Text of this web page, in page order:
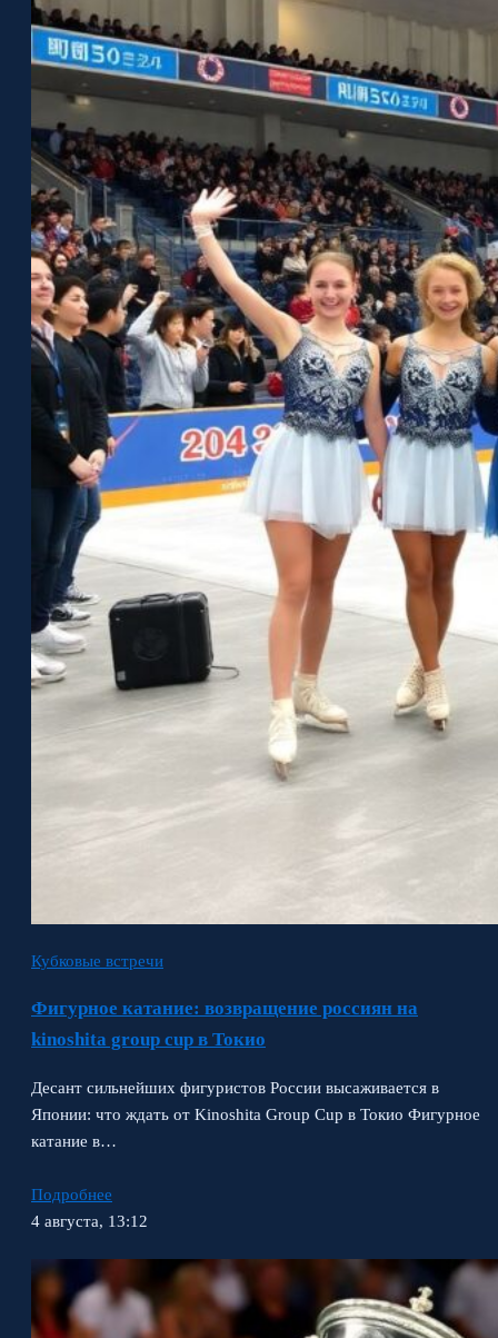
Кубковые встречи
Фигурное катание: возвращение россиян на
kinoshita group cup в Токио
Десант сильнейших фигуристов России высаживается в
Японии: что ждать от Kinoshita Group Cup в Токио Фигурное
катание в…
Подробнее
4 августа, 13:12